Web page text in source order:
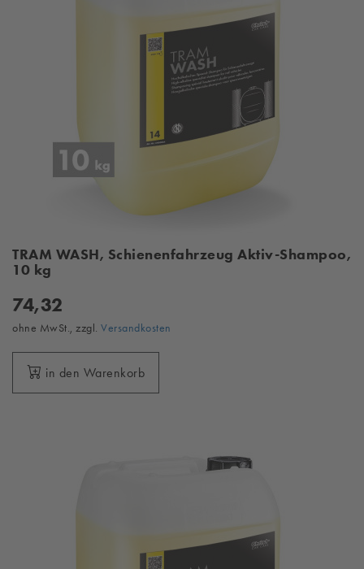
TRAM WASH, Schienenfahrzeug Aktiv-Shampoo,
10 kg
74,32
ohne MwSt., zzgl. Versandkosten
in den Warenkorb